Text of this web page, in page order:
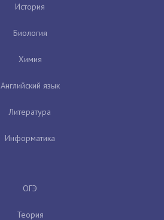
История
Биология
Химия
Английский язык
Литература
Информатика
ОГЭ
Теория